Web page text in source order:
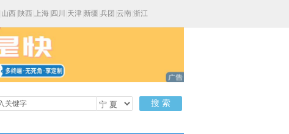
山西 陕西 上海 四川 天津 新疆 兵团 云南 浙江
搜 索